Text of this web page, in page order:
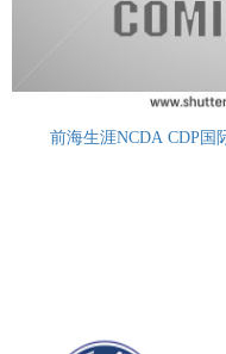
前海生涯NCDA CDP国